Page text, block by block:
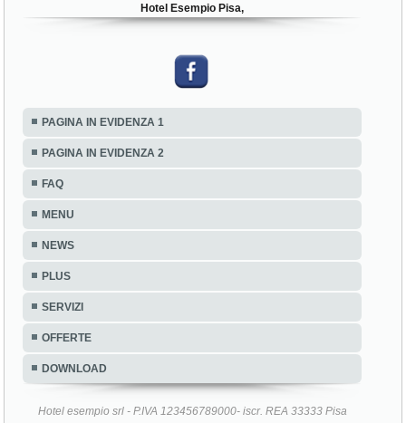
Hotel Esempio Pisa,
PAGINA IN EVIDENZA 1
PAGINA IN EVIDENZA 2
FAQ
MENU
NEWS
PLUS
SERVIZI
OFFERTE
DOWNLOAD
Hotel esempio srl - P.IVA 123456789000- iscr. REA 33333 Pisa